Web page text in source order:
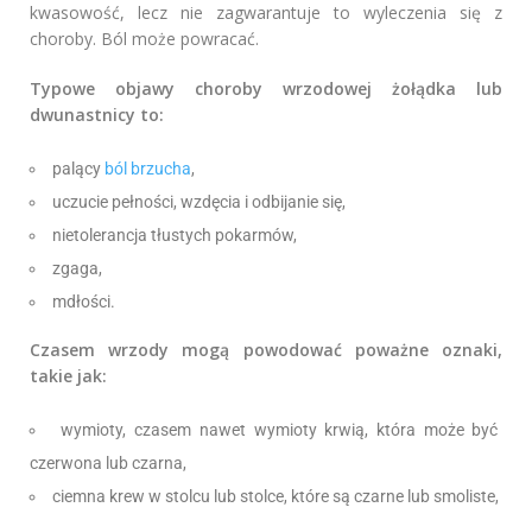
kwasowość, lecz nie zagwarantuje to wyleczenia się z
choroby. Ból może powracać.
Typowe objawy choroby wrzodowej żołądka lub
dwunastnicy to:
palący ból brzucha,
uczucie pełności, wzdęcia i odbijanie się,
nietolerancja tłustych pokarmów,
zgaga,
mdłości.
Czasem wrzody mogą powodować poważne oznaki,
takie jak:
wymioty, czasem nawet wymioty krwią, która może być
czerwona lub czarna,
ciemna krew w stolcu lub stolce, które są czarne lub smoliste,